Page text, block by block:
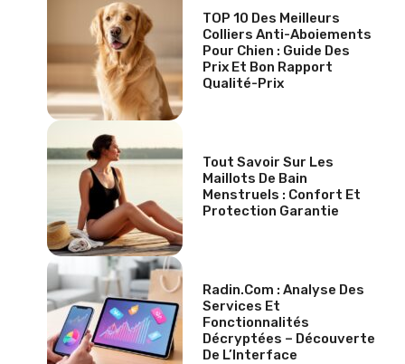
TOP 10 Des Meilleurs
Colliers Anti-Aboiements
Pour Chien : Guide Des
Prix Et Bon Rapport
Qualité-Prix
Tout Savoir Sur Les
Maillots De Bain
Menstruels : Confort Et
Protection Garantie
Radin.com : Analyse Des
Services Et
Fonctionnalités
Décryptées – Découverte
De L’Interface